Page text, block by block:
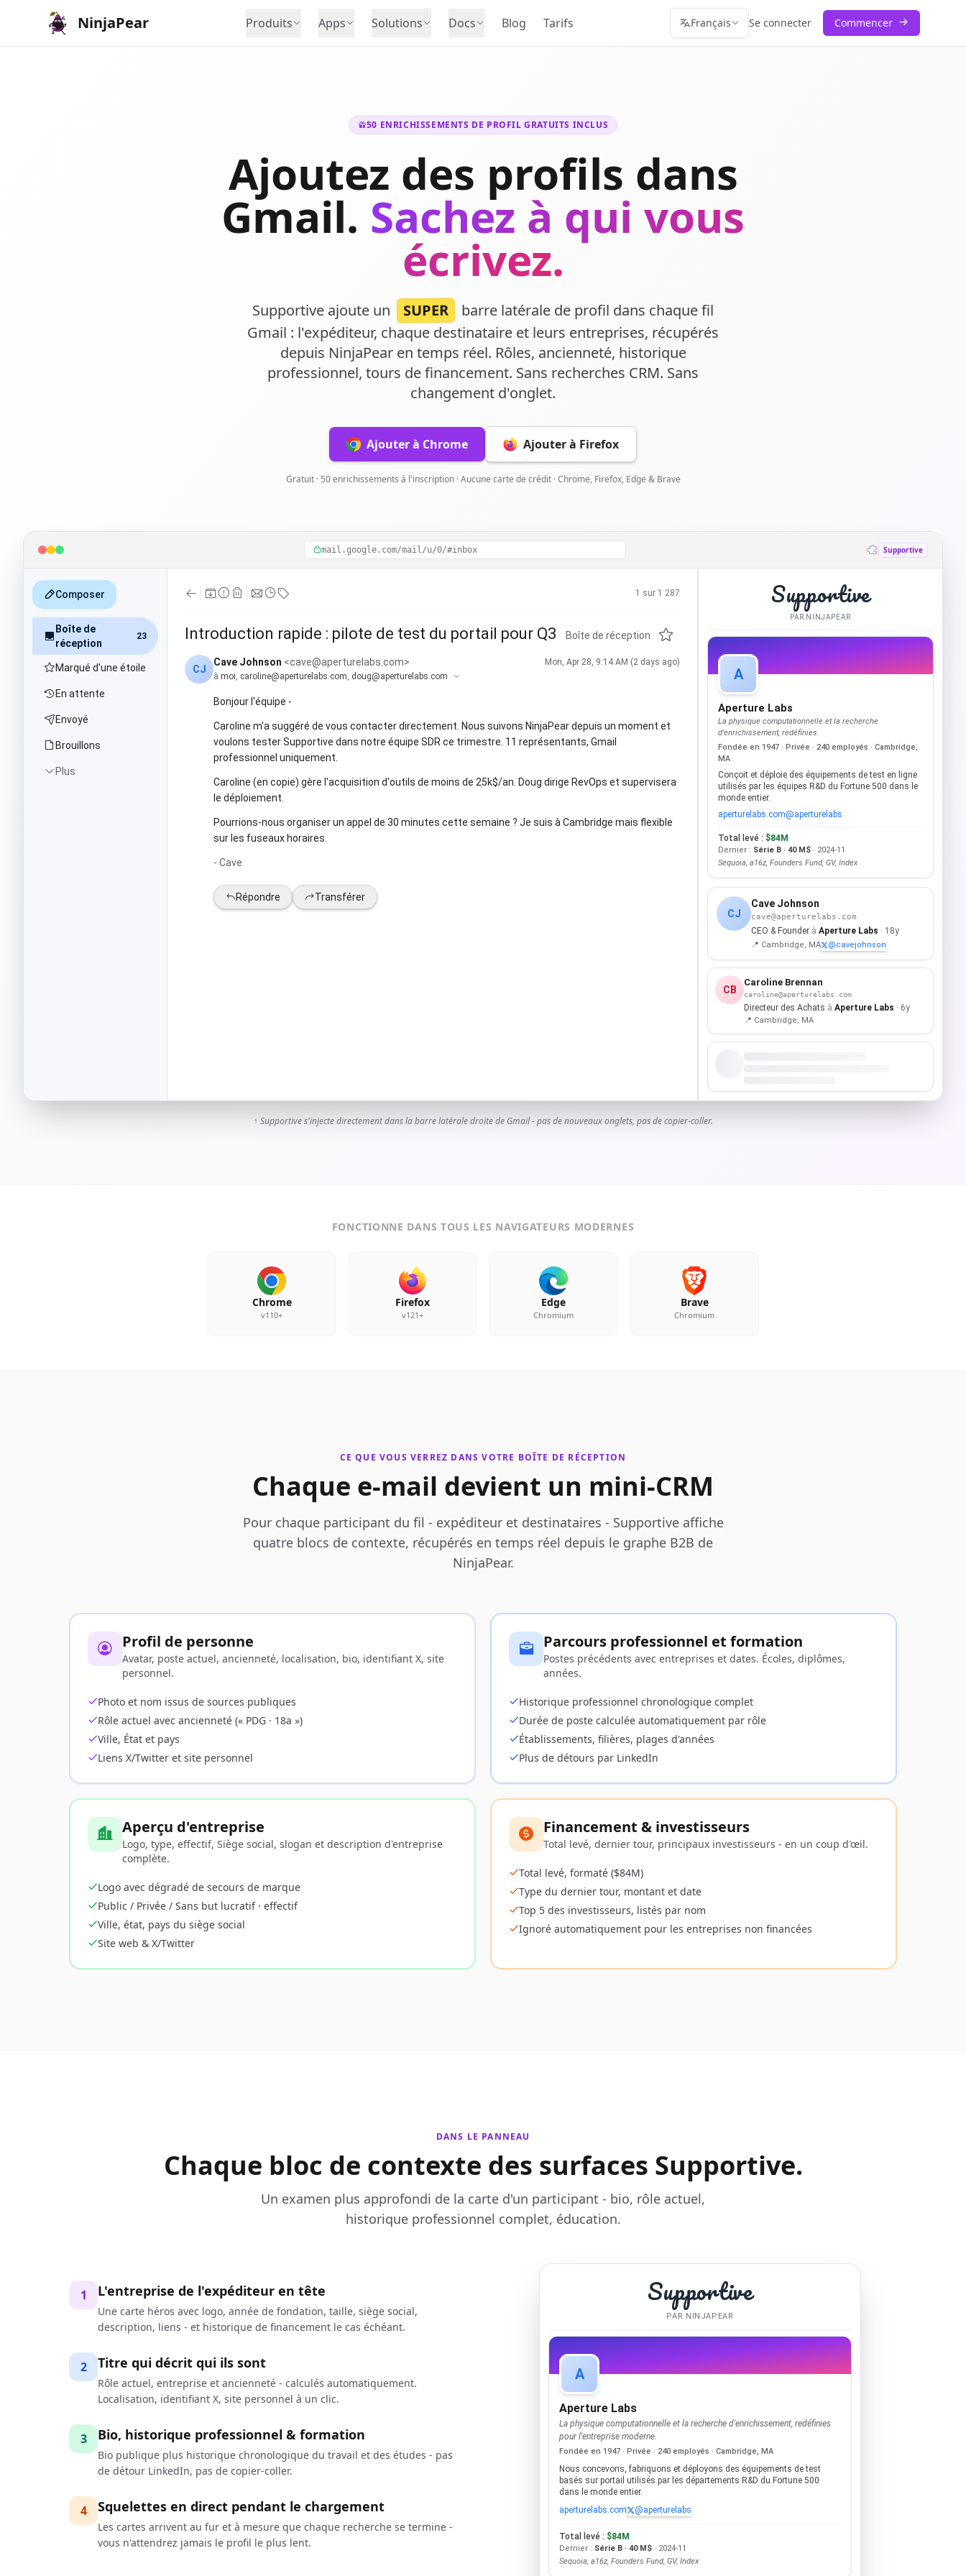
NinjaPear Produits Apps Solutions Docs Blog Tarifs Français Se connecter Commencer
50 ENRICHISSEMENTS DE PROFIL GRATUITS INCLUS
Ajoutez des profils dans
Gmail. Sachez à qui vous
écrivez.
Supportive ajoute un SUPER
barre latérale de profil dans chaque fil
Gmail : l'expéditeur, chaque destinataire et leurs entreprises, récupérés
depuis NinjaPear en temps réel. Rôles, ancienneté, historique
professionnel, tours de financement. Sans recherches CRM. Sans
changement d'onglet.
Ajouter à Chrome Ajouter à Firefox
Gratuit · 50 enrichissements à l'inscription · Aucune carte de crédit · Chrome, Firefox, Edge & Brave
mail.google.com/mail/u/0/#inbox Supportive
Composer
Boîte de
réception
23
Marqué d'une étoile
En attente
Envoyé
Brouillons
Plus
1 sur 1 287
Introduction rapide : pilote de test du portail pour Q3 Boîte de réception
CJ
Cave Johnson <cave@aperturelabs.com>
Mon, Apr 28, 9:14 AM (2 days ago)
à moi, caroline@aperturelabs.com, doug@aperturelabs.com
Bonjour l'équipe -
Caroline m'a suggéré de vous contacter directement. Nous suivons NinjaPear depuis un moment et
voulons tester Supportive dans notre équipe SDR ce trimestre. 11 représentants, Gmail
professionnel uniquement.
Caroline (en copie) gère l'acquisition d'outils de moins de 25k$/an. Doug dirige RevOps et supervisera
le déploiement.
Pourrions-nous organiser un appel de 30 minutes cette semaine ? Je suis à Cambridge mais flexible
sur les fuseaux horaires.
- Cave
Répondre Transférer
Supportive
PAR NINJAPEAR
A
Aperture Labs
La physique computationnelle et la recherche
d'enrichissement, redéfinies.
Fondée en 1947 · Privée · 240 employés · Cambridge,
MA
Conçoit et déploie des équipements de test en ligne
utilisés par les équipes R&D du Fortune 500 dans le
monde entier.
aperturelabs.com@aperturelabs
Total levé : $84M
Dernier : Série B · 40 M$ · 2024-11
Sequoia, a16z, Founders Fund, GV, Index
CJ
Cave Johnson
cave@aperturelabs.com
CEO & Founder à Aperture Labs · 18y
📍 Cambridge, MA @cavejohnson
CB
Caroline Brennan
caroline@aperturelabs.com
Directeur des Achats à Aperture Labs · 6y
📍 Cambridge, MA
↑ Supportive s'injecte directement dans la barre latérale droite de Gmail - pas de nouveaux onglets, pas de copier-coller.
FONCTIONNE DANS TOUS LES NAVIGATEURS MODERNES
Chrome
v110+
Firefox
v121+
Edge
Chromium
Brave
Chromium
CE QUE VOUS VERREZ DANS VOTRE BOÎTE DE RÉCEPTION
Chaque e-mail devient un mini-CRM
Pour chaque participant du fil - expéditeur et destinataires - Supportive affiche
quatre blocs de contexte, récupérés en temps réel depuis le graphe B2B de
NinjaPear.
Profil de personne
Avatar, poste actuel, ancienneté, localisation, bio, identifiant X, site
personnel.
Photo et nom issus de sources publiques
Rôle actuel avec ancienneté (« PDG · 18a »)
Ville, État et pays
Liens X/Twitter et site personnel
Parcours professionnel et formation
Postes précédents avec entreprises et dates. Écoles, diplômes,
années.
Historique professionnel chronologique complet
Durée de poste calculée automatiquement par rôle
Établissements, filières, plages d'années
Plus de détours par LinkedIn
Aperçu d'entreprise
Logo, type, effectif, Siège social, slogan et description d'entreprise
complète.
Logo avec dégradé de secours de marque
Public / Privée / Sans but lucratif · effectif
Ville, état, pays du siège social
Site web & X/Twitter
Financement & investisseurs
Total levé, dernier tour, principaux investisseurs - en un coup d'œil.
Total levé, formaté ($84M)
Type du dernier tour, montant et date
Top 5 des investisseurs, listés par nom
Ignoré automatiquement pour les entreprises non financées
DANS LE PANNEAU
Chaque bloc de contexte des surfaces Supportive.
Un examen plus approfondi de la carte d'un participant - bio, rôle actuel,
historique professionnel complet, éducation.
1 L'entreprise de l'expéditeur en tête
Une carte héros avec logo, année de fondation, taille, siège social,
description, liens - et historique de financement le cas échéant.
2 Titre qui décrit qui ils sont
Rôle actuel, entreprise et ancienneté - calculés automatiquement.
Localisation, identifiant X, site personnel à un clic.
3 Bio, historique professionnel & formation
Bio publique plus historique chronologique du travail et des études - pas
de détour LinkedIn, pas de copier-coller.
4 Squelettes en direct pendant le chargement
Les cartes arrivent au fur et à mesure que chaque recherche se termine -
vous n'attendrez jamais le profil le plus lent.
Supportive
PAR NINJAPEAR
A
Aperture Labs
La physique computationnelle et la recherche d'enrichissement, redéfinies
pour l'entreprise moderne.
Fondée en 1947 · Privée · 240 employés · Cambridge, MA
Nous concevons, fabriquons et déployons des équipements de test
basés sur portail utilisés par les départements R&D du Fortune 500
dans le monde entier.
aperturelabs.com
@aperturelabs
Total levé : $84M
Dernier : Série B · 40 M$ · 2024-11
Sequoia, a16z, Founders Fund, GV, Index